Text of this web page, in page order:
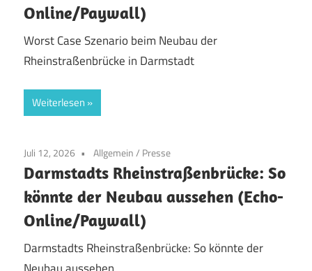
Online/Paywall)
Worst Case Szenario beim Neubau der
Rheinstraßenbrücke in Darmstadt
Weiterlesen
Juli 12, 2026 Allgemein/ Presse
Darmstadts Rheinstraßenbrücke: So
könnte der Neubau aussehen (Echo-
Online/Paywall)
Darmstadts Rheinstraßenbrücke: So könnte der